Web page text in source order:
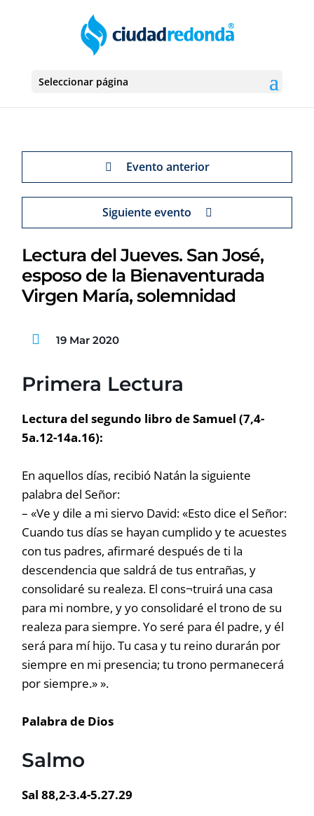
Seleccionar página
Evento anterior
Siguiente evento
Lectura del Jueves. San José,
esposo de la Bienaventurada
Virgen María, solemnidad
19 Mar 2020
Primera Lectura
Lectura del segundo libro de Samuel (7,4-
5a.12-14a.16):
En aquellos días, recibió Natán la siguiente
palabra del Señor:
– «Ve y dile a mi siervo David: «Esto dice el Señor:
Cuando tus días se hayan cumplido y te acuestes
con tus padres, afirmaré después de ti la
descendencia que saldrá de tus entrañas, y
consolidaré su realeza. El cons¬truirá una casa
para mi nombre, y yo consolidaré el trono de su
realeza para siempre. Yo seré para él padre, y él
será para mí hijo. Tu casa y tu reino durarán por
siempre en mi presencia; tu trono permanecerá
por siempre.» ».
Palabra de Dios
Salmo
Sal 88,2-3.4-5.27.29